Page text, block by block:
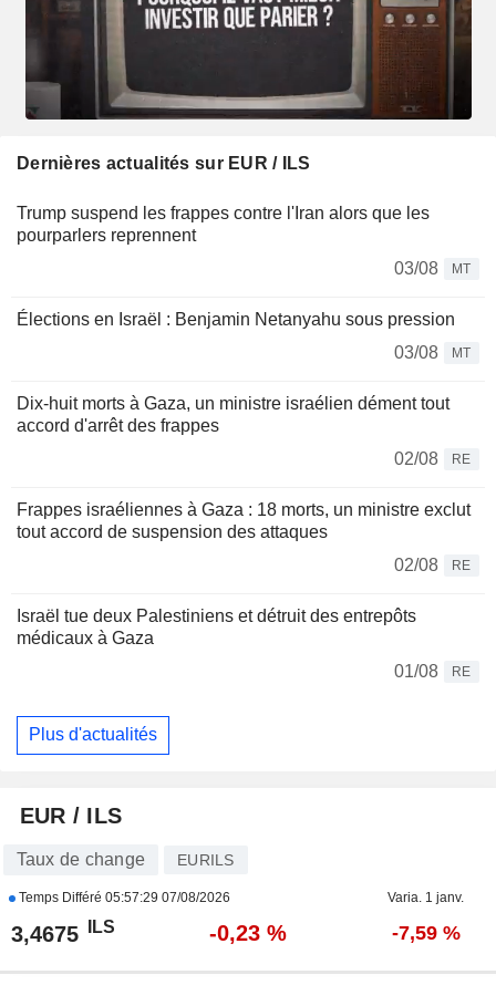
Dernières actualités sur EUR / ILS
Trump suspend les frappes contre l'Iran alors que les
pourparlers reprennent
03/08
MT
Élections en Israël : Benjamin Netanyahu sous pression
03/08
MT
Dix-huit morts à Gaza, un ministre israélien dément tout
accord d'arrêt des frappes
02/08
RE
Frappes israéliennes à Gaza : 18 morts, un ministre exclut
tout accord de suspension des attaques
02/08
RE
Israël tue deux Palestiniens et détruit des entrepôts
médicaux à Gaza
01/08
RE
Plus d'actualités
EUR / ILS
Taux de change EURILS
Temps Différé 05:57:29 07/08/2026 Varia. 1 janv.
3,4675 ILS -0,23 % -7,59 %